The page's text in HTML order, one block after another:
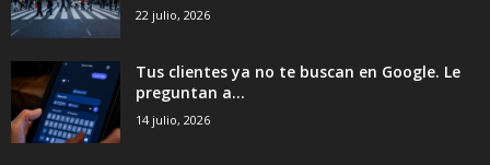
22 julio, 2026
Tus clientes ya no te buscan en Google. Le
preguntan a...
14 julio, 2026